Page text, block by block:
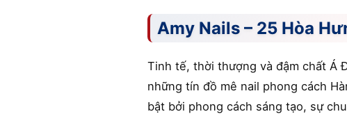
Amy Nails – 25 Hòa
Tinh tế, thời thượng và đậm chất Á
những tín đồ mê nail phong cách
bật bởi phong cách sáng tạo, sự